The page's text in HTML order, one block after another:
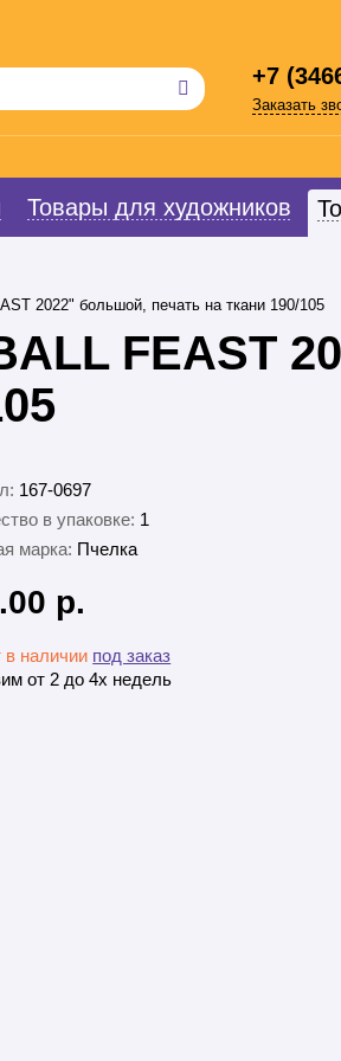
+7
Заказать
Товары для художников
2022" большой, печать на ткани 190/105
FEAST
167-0697
в упаковке: 1
марка: Пчелка
р.
в наличии под заказ
от 2 до 4х недель